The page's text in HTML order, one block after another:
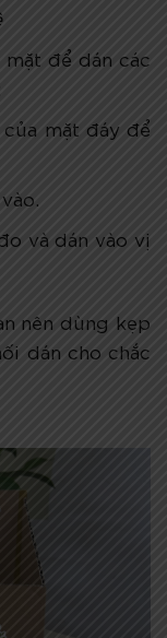
để dán các
mặt đáy để
và dán vào vị
nên dùng kẹp
dán cho chắc